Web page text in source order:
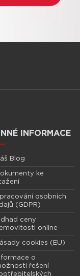
INFORMACE
Blog
ke
osobních
(GDPR)
ceny
online
cookies (EU)
o
řešení